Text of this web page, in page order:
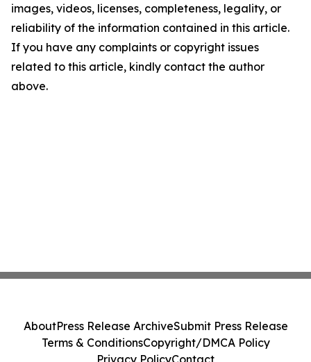
images, videos, licenses, completeness, legality, or
reliability of the information contained in this article.
If you have any complaints or copyright issues
related to this article, kindly contact the author
above.
AboutPress Release ArchiveSubmit Press Release
Terms & ConditionsCopyright/DMCA Policy
Privacy PolicyContact